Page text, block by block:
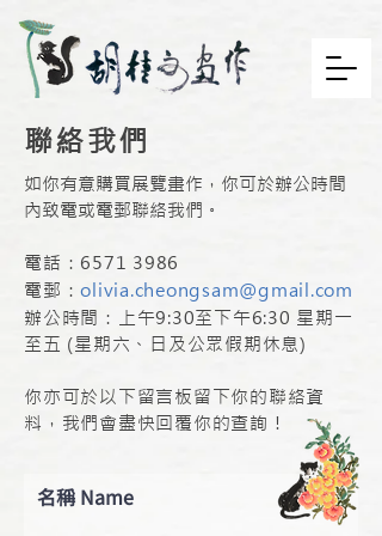
名稱 Name
​聯絡我們
如你有意購買展覽畫作，你可於辦公時間
內致電或電郵聯絡我們。
​電話： 6571 3986
​電郵：olivia.cheongsam@gmail.com
辦公時間：上午9:30至下午6:30 ​ 星期一
至五 (星期六、日及公眾假期休息)
你亦可於以下留言板留下你的聯絡資
料，我們會盡快回覆你的查詢！